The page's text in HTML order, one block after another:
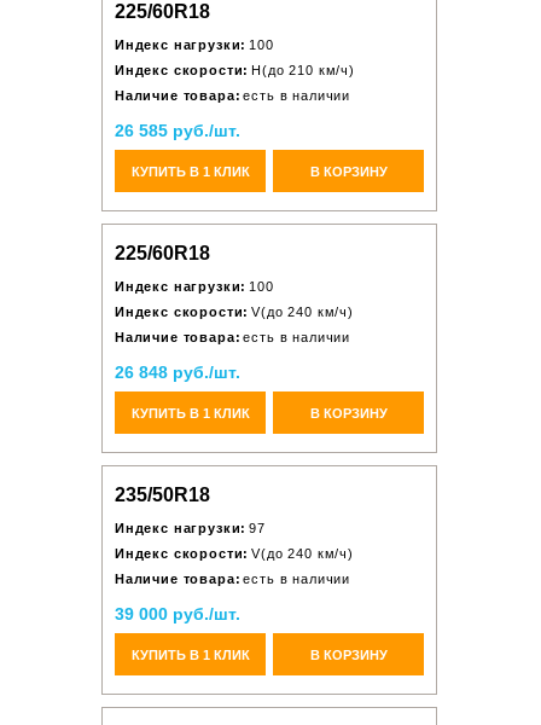
225/60R18
Индекс нагрузки: 100
Индекс скорости: H(до 210 км/ч)
Наличие товара: есть в наличии
26 585 руб./шт.
КУПИТЬ В 1 КЛИК В КОРЗИНУ
225/60R18
Индекс нагрузки: 100
Индекс скорости: V(до 240 км/ч)
Наличие товара: есть в наличии
26 848 руб./шт.
КУПИТЬ В 1 КЛИК В КОРЗИНУ
235/50R18
Индекс нагрузки: 97
Индекс скорости: V(до 240 км/ч)
Наличие товара: есть в наличии
39 000 руб./шт.
КУПИТЬ В 1 КЛИК В КОРЗИНУ